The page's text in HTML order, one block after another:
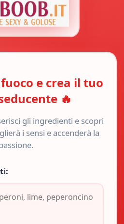
e crea il tuo
🔥
gli ingredienti e scopri
i sensi e accenderà la